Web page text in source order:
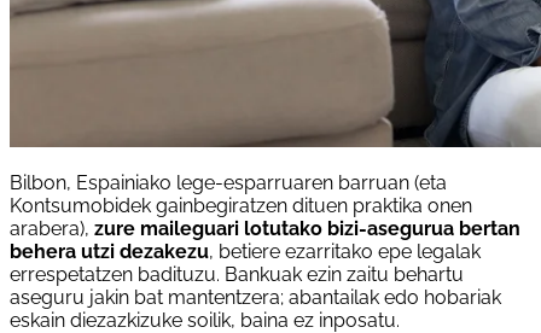
Bilbon, Espainiako lege-esparruaren barruan (eta
Kontsumobidek gainbegiratzen dituen praktika onen
arabera), zure maileguari lotutako bizi-asegurua bertan
behera utzi dezakezu, betiere ezarritako epe legalak
errespetatzen badituzu. Bankuak ezin zaitu behartu
aseguru jakin bat mantentzera; abantailak edo hobariak
eskain diezazkizuke soilik, baina ez inposatu.